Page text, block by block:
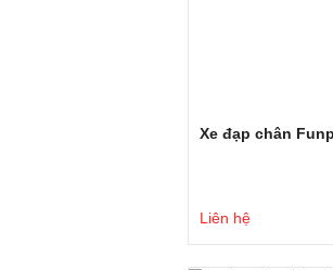
Xe đạp chân
Liên hệ